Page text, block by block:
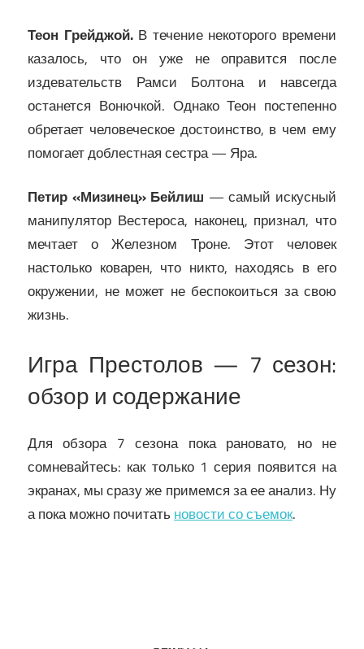
Теон Грейджой.В течение некоторого времени
казалось, что он уже не оправится после
издевательств Рамси Болтона и навсегда
останется Вонючкой. Однако Теон постепенно
обретает человеческое достоинство, в чем ему
помогает доблестная сестра — Яра.
Петир «Мизинец» Бейлиш — самый искусный
манипулятор Вестероса, наконец, признал, что
мечтает о Железном Троне. Этот человек
настолько коварен, что никто, находясь в его
окружении, не может не беспокоиться за свою
жизнь.
Игра Престолов — 7 сезон:
обзор и содержание
Для обзора 7 сезона пока рановато, но не
сомневайтесь: как только 1 серия появится на
экранах, мы сразу же примемся за ее анализ. Ну
а пока можно почитатьновости со съемок.